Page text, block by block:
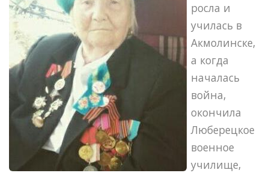
росла и
училась в
Акмолинске,
а когда
началась
война,
окончила
Люберецкое
военное
училище,